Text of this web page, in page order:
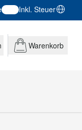
Inkl. Steuer
Warenkorb